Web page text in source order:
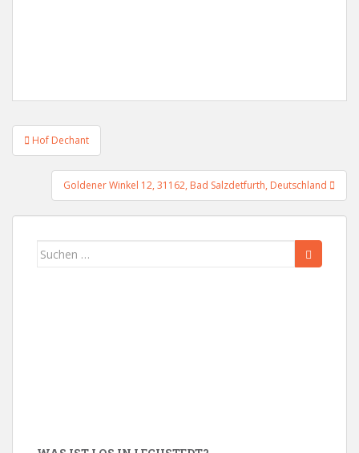
Beitragsnavigation
Hof Dechant
Goldener Winkel 12, 31162, Bad Salzdetfurth, Deutschland
Suchen